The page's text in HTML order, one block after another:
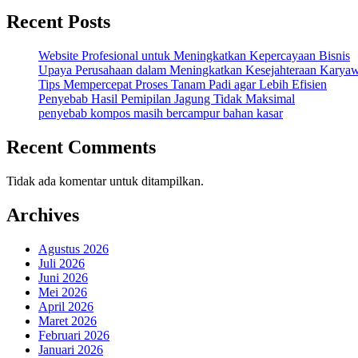
Recent Posts
Website Profesional untuk Meningkatkan Kepercayaan Bisnis
Upaya Perusahaan dalam Meningkatkan Kesejahteraan
Tips Mempercepat Proses Tanam Padi agar Lebih Efisien
Penyebab Hasil Pemipilan Jagung Tidak Maksimal
penyebab kompos masih bercampur bahan kasar
Recent Comments
Tidak ada komentar untuk ditampilkan.
Archives
Agustus 2026
Juli 2026
Juni 2026
Mei 2026
April 2026
Maret 2026
Februari 2026
Januari 2026